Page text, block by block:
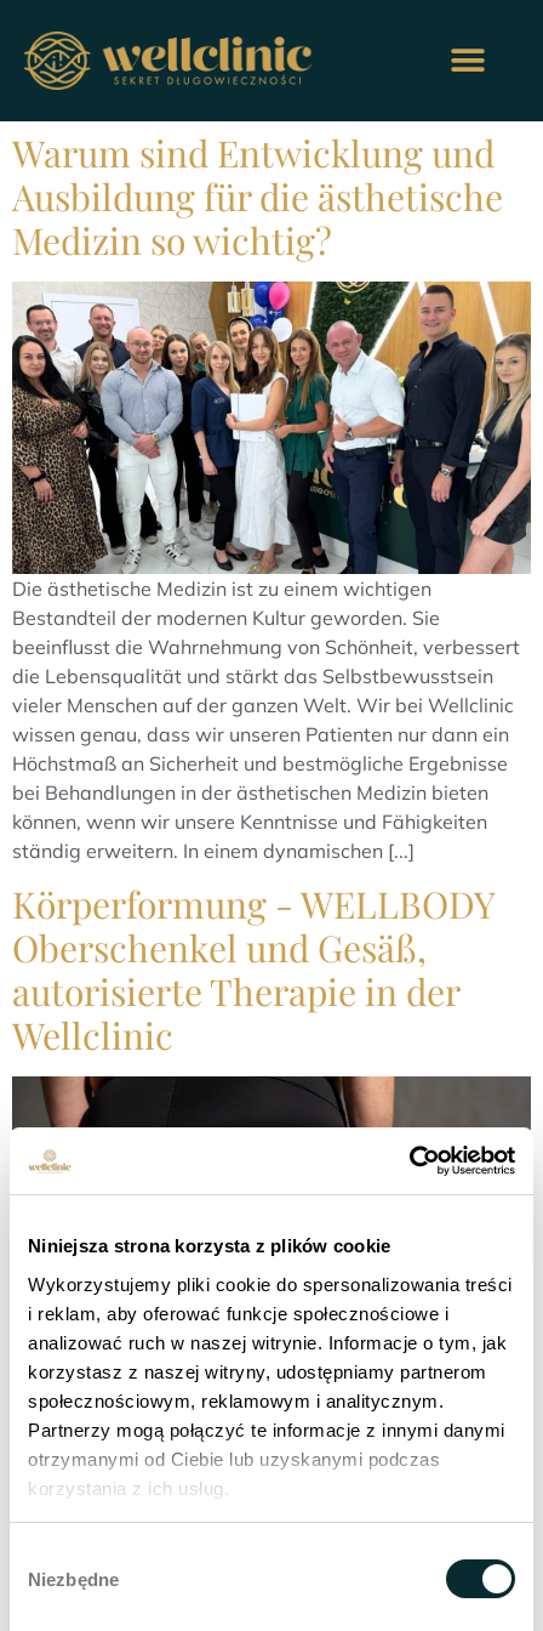
Niniejsza strona korzysta z plików cookie
Wykorzystujemy pliki cookie do spersonalizowania treści
i reklam, aby oferować funkcje społecznościowe i
analizować ruch w naszej witrynie. Informacje o tym, jak
korzystasz z naszej witryny, udostępniamy partnerom
społecznościowym, reklamowym i analitycznym.
Partnerzy mogą połączyć te informacje z innymi danymi
otrzymanymi od Ciebie lub uzyskanymi podczas
korzystania z ich usług.
zgody
Niezbędne
Warum sind Entwicklung und
Ausbildung für die ästhetische
Medizin so wichtig?
Die ästhetische Medizin ist zu einem wichtigen
Bestandteil der modernen Kultur geworden. Sie
beeinflusst die Wahrnehmung von Schönheit, verbessert
die Lebensqualität und stärkt das Selbstbewusstsein
vieler Menschen auf der ganzen Welt. Wir bei Wellclinic
wissen genau, dass wir unseren Patienten nur dann ein
Höchstmaß an Sicherheit und bestmögliche Ergebnisse
bei Behandlungen in der ästhetischen Medizin bieten
können, wenn wir unsere Kenntnisse und Fähigkeiten
ständig erweitern. In einem dynamischen [...]
Körperformung - WELLBODY
Oberschenkel und Gesäß,
autorisierte Therapie in der
Wellclinic
Body Shaping hält Sie nachts wach? Träumen Sie von
perfekt modellierten Oberschenkeln und Gesäß? Lernen
Sie WELLBODY kennen - eine von Wellclinic entwickelte
Körperformungstherapie. Dank moderner Technologien
und einem individuellen Ansatz verbessert WELLBODY
effektiv die Körperkonturen, reduziert Cellulite und strafft
die Haut. Dank WELLBODY wird ein straffer Po nicht
unerreichbar sein. Unsere innovative Methode kombiniert